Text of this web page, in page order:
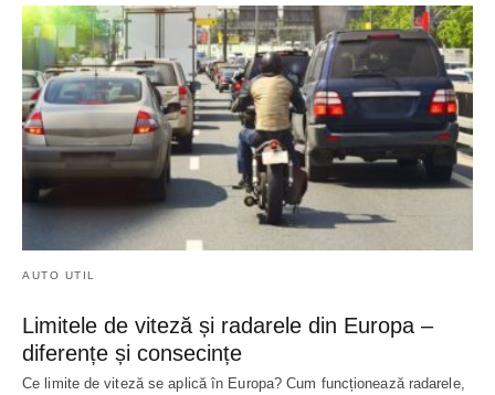
AUTO UTIL
Limitele de viteză și radarele din Europa –
diferențe și consecințe
Ce limite de viteză se aplică în Europa? Cum funcționează radarele,